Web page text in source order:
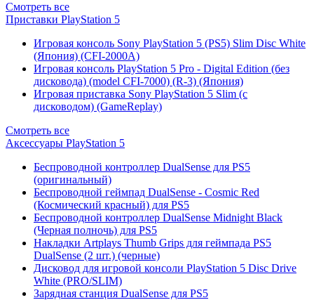
Смотреть все
Приставки PlayStation 5
Игровая консоль Sony PlayStation 5 (PS5) Slim Disc White
(Япония) (CFI-2000A)
Игровая консоль PlayStation 5 Pro - Digital Edition (без
дисковода) (model CFI-7000) (R-3) (Япония)
Игровая приставка Sony PlayStation 5 Slim (с
дисководом) (GameReplay)
Смотреть все
Аксессуары PlayStation 5
Беспроводной контроллер DualSense для PS5
(оригинальный)
Беспроводной геймпад DualSense - Cosmic Red
(Космический красный) для PS5
Беспроводной контроллер DualSense Midnight Black
(Черная полночь) для PS5
Накладки Artplays Thumb Grips для геймпада PS5
DualSense (2 шт.) (черные)
Дисковод для игровой консоли PlayStation 5 Disc Drive
White (PRO/SLIM)
Зарядная станция DualSense для PS5